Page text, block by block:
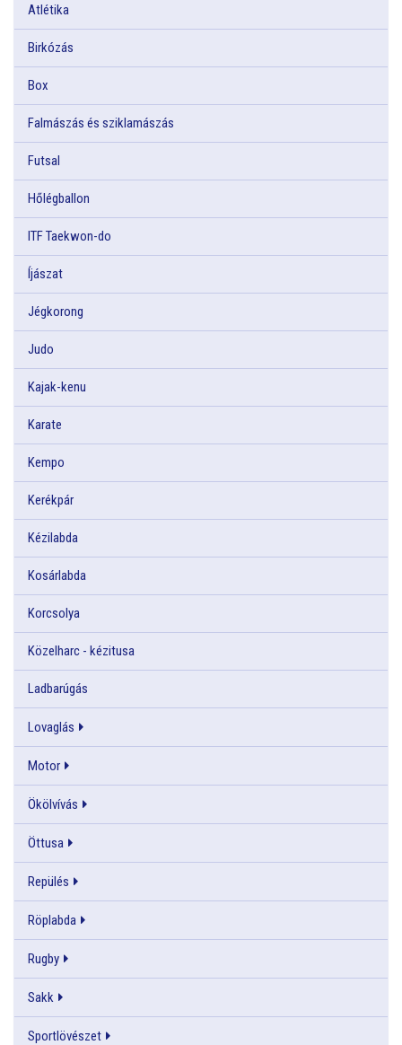
Atlétika
Birkózás
Box
Falmászás és sziklamászás
Futsal
Hőlégballon
ITF Taekwon-do
Íjászat
Jégkorong
Judo
Kajak-kenu
Karate
Kempo
Kerékpár
Kézilabda
Kosárlabda
Korcsolya
Közelharc - kézitusa
Ladbarúgás
Lovaglás
Motor
Ökölvívás
Öttusa
Repülés
Röplabda
Rugby
Sakk
Sportlövészet